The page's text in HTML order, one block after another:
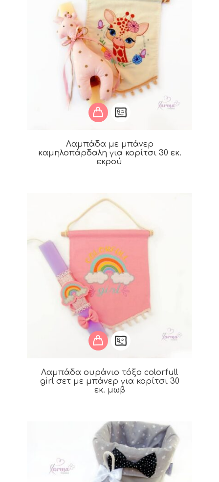
Λαμπάδα με μπάνερ
καμηλοπάρδαλη για κορίτσι 30 εκ.
εκρού
Λαμπάδα ουράνιο τόξο colorfull
girl σετ με μπάνερ για κορίτσι 30
εκ. μωβ